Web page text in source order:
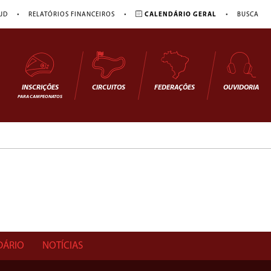
• RELATÓRIOS FINANCEIROS • CALENDÁRIO GERAL • BUSCA
INSCRIÇÕES
PARA CAMPEONATOS
CIRCUITOS FEDERAÇÕES OUVIDORIA
NOTÍCIAS